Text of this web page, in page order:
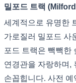
밀포드 트랙
세계적으로 유명한
가로질러 밀포드 사
포드 트랙은 빽빽한
연경관을 자랑하며,
손꼽힙니다. 사전